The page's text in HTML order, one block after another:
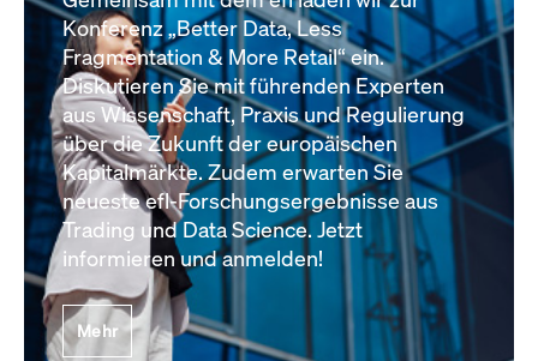
Konferenz „Better Data, Less
Fragmentation & More Retail“ ein.
Diskutieren Sie mit führenden Experten
aus Wissenschaft, Praxis und Regulierung
über die Zukunft der europäischen
Kapitalmärkte. Zudem erwarten Sie
neueste efl-Forschungsergebnisse aus
Trading und Data Science. Jetzt
informieren und anmelden!
Mehr